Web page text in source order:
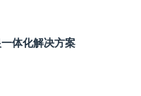
体化解决方案